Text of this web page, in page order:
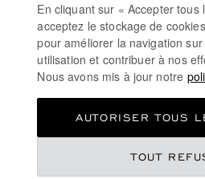
S’INSCRIRE À LA NEWSLETTER
POLITIQUE DES COOKIES
En cliquant sur « Accepter tous
acceptez le stockage de
pour améliorer la navigation
utilisation et contribuer à nos
Nous avons mis à jour notre
TOUT
AUTORISER TOUS